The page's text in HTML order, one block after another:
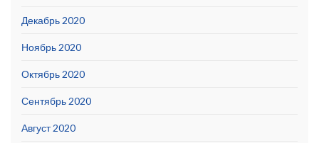
Декабрь 2020
Ноябрь 2020
Октябрь 2020
Сентябрь 2020
Август 2020